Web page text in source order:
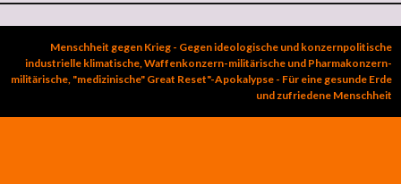
Menschheit gegen Krieg - Gegen ideologische und konzernpolitische
industrielle klimatische, Waffenkonzern-militärische und Pharmakonzern-
militärische, "medizinische" Great Reset"-Apokalypse - Für eine gesunde Erde
und zufriedene Menschheit